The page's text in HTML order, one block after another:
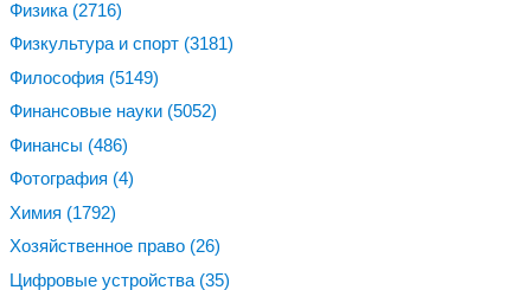
Физика (2716)
Физкультура и спорт (3181)
Философия (5149)
Финансовые науки (5052)
Финансы (486)
Фотография (4)
Химия (1792)
Хозяйственное право (26)
Цифровые устройства (35)